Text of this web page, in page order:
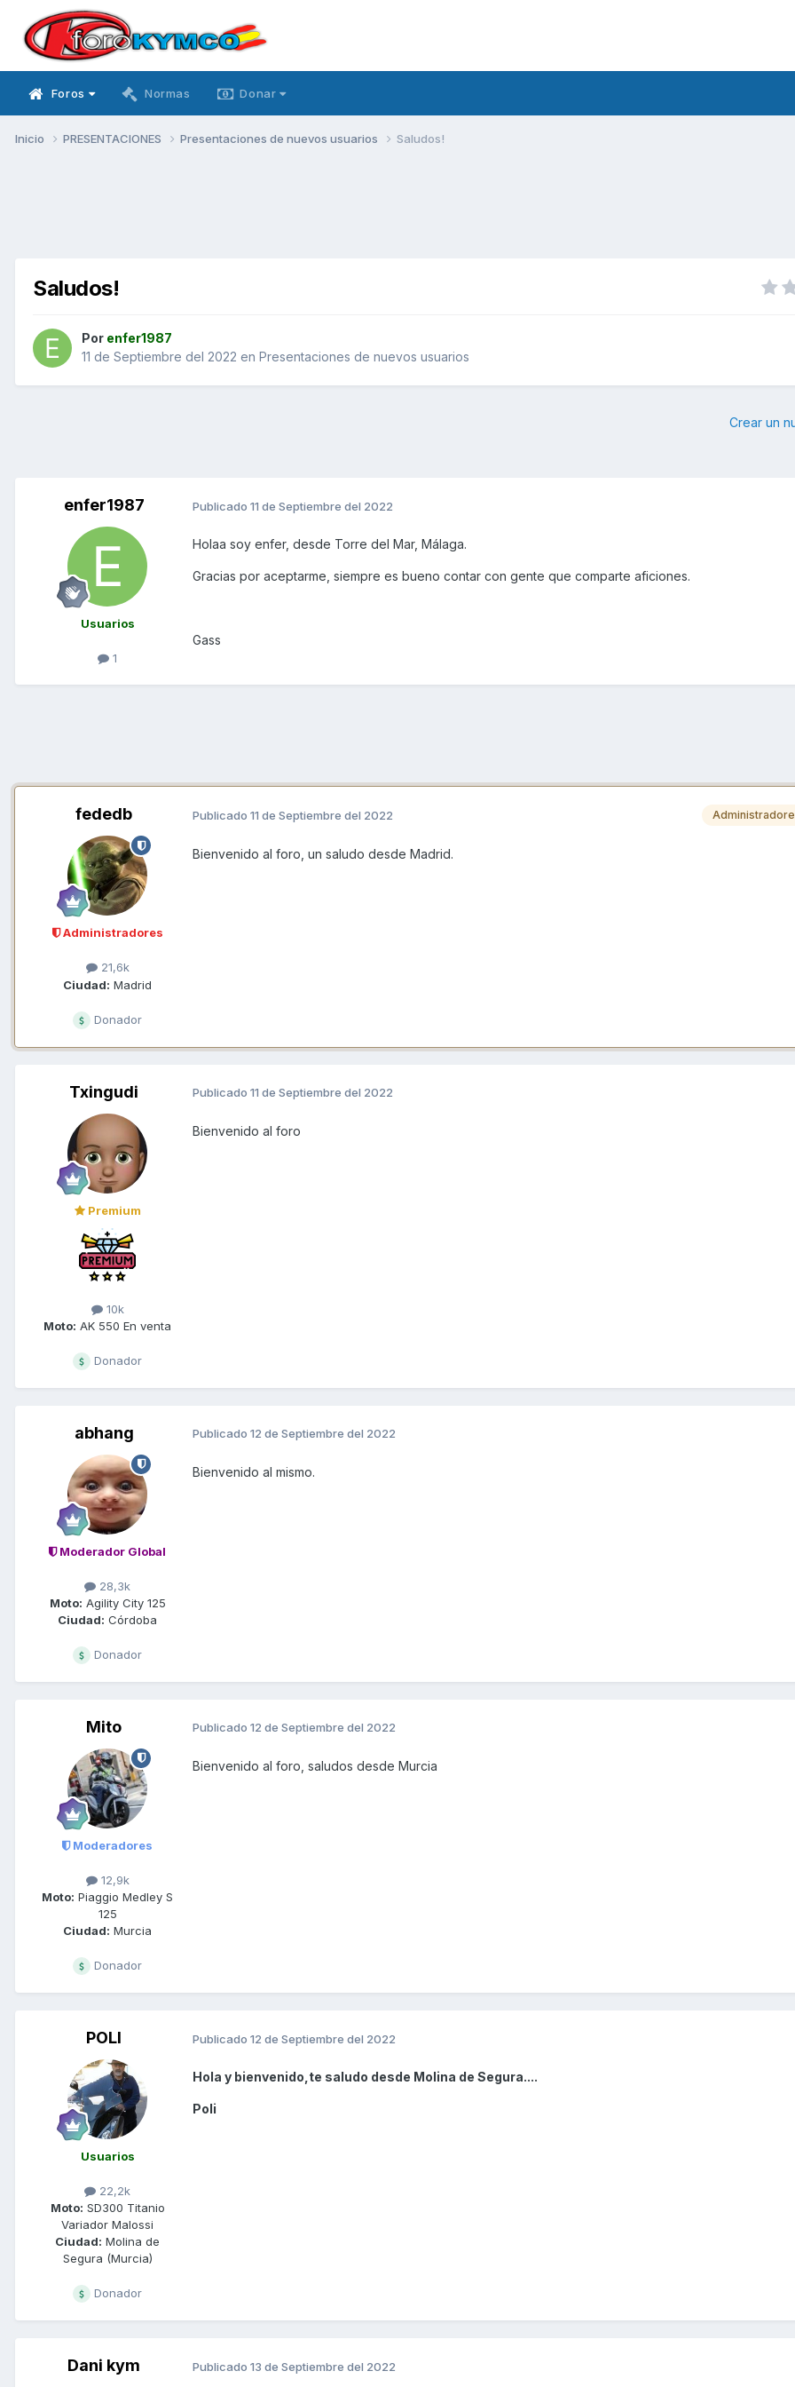
Foros Normas Donar
Inicio PRESENTACIONES Presentaciones de nuevos usuarios Saludos!
Saludos!
Por enfer1987
11 de Septiembre del 2022 en Presentaciones de nuevos usuarios
Crear un
enfer1987
Usuarios
1
Publicado 11 de Septiembre del 2022
Holaa soy enfer, desde Torre del Mar, Málaga.
Gracias por aceptarme, siempre es bueno contar con gente que comparte aficiones.
Gass
fededb
Administradores
21,6k
Ciudad: Madrid
Donador
Publicado 11 de Septiembre del 2022
Bienvenido al foro, un saludo desde Madrid.
Txingudi
Premium
10k
Moto: AK 550 En venta
Donador
Publicado 11 de Septiembre del 2022
Bienvenido al foro
abhang
Moderador Global
28,3k
Moto: Agility City 125
Ciudad: Córdoba
Donador
Publicado 12 de Septiembre del 2022
Bienvenido al mismo.
Mito
Moderadores
12,9k
Moto: Piaggio Medley S
125
Ciudad: Murcia
Donador
Publicado 12 de Septiembre del 2022
Bienvenido al foro, saludos desde Murcia
POLI
Usuarios
22,2k
Moto: SD300 Titanio
Variador Malossi
Ciudad: Molina de
Segura (Murcia)
Donador
Publicado 12 de Septiembre del 2022
Hola y bienvenido,te saludo desde Molina de Segura....
Poli
Dani kym Publicado 13 de Septiembre del 2022